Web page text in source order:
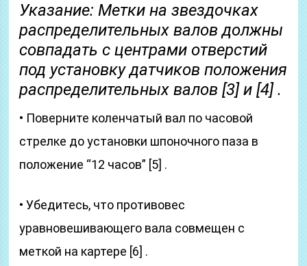
Указание: Метки на звездочках
распределительных валов должны
совпадать с центрами отверстий
под установку датчиков положения
распределительных валов [3] и [4] .
• Поверните коленчатый вал по часовой
стрелке до установки шпоночного паза в
положение “12 часов” [5] .
• Убедитесь, что противовес
уравновешивающего вала совмещен с
меткой на картере [6] .